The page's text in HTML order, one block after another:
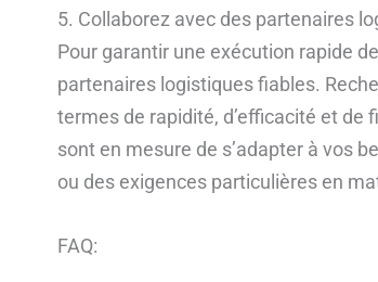
5. Collaborez avec des partenaires
Pour garantir une exécution rapide
partenaires logistiques fiables.
termes de rapidité, d’efficacité et
sont en mesure de s’adapter à vos
ou des exigences particulières en
FAQ: